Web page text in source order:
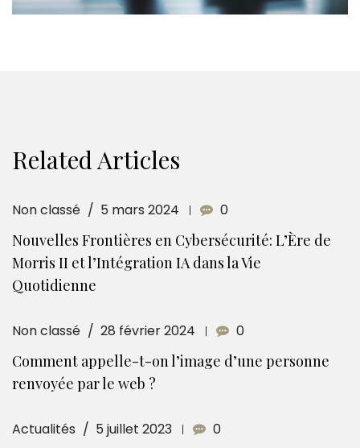
Related Articles
Non classé 5 mars 2024 0
Nouvelles Frontières en Cybersécurité: L’Ère de
Morris II et l’Intégration IA dans la Vie
Quotidienne
Non classé 28 février 2024 0
Comment appelle-t-on l’image d’une personne
renvoyée par le web ?
Actualités 5 juillet 2023 0